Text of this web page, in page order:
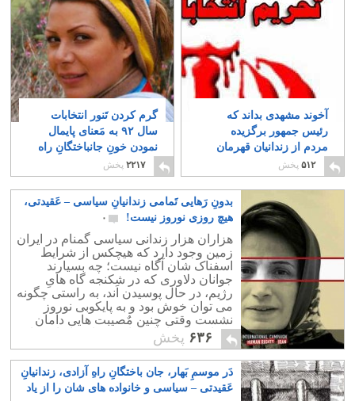
آخوند مشهدی بداند که
رئیس جمهور برگزیده
مردم از زندانیان قهرمان
است و نه مزدوران و
لاشخوران او!
۸
۵۱۲ پخش
گرم کردن تَنور انتخابات
سال ۹۲ به مَعنای پایمال
نمودن خونِ جانباختگانِ راه
آزادی است
۲۲۱۷ پخش
بدونِ رَهایی تَمامی زندانیانِ سیاسی – عَقیدتی،
هیچ روزی نوروز نیست!
۰
هزاران هزار زندانی سیاسی گمنام در ایران
زمین وجود دارد که هیچکس از شرایط
اسفناک شان آگاه نیست؛ چه بسیارند
جوانان دلاوری که در شکنجه گاه هایِ
رژیم، در حال پوسیدن اَند، به راستی چگونه
می توان خوش بود و به پایکوبی نوروز
نشست وقتی چنین مٌصیبت هایی دامان
بسیاری از خانواده های درمانده ایرانی را
گرفته است؟
۶۳۶ پخش
دَر موسمِ بَهار، جان باختگانِ راهِ آزادی، زندانیانِ
عَقیدتی – سیاسی و خانواده های شان را از یاد